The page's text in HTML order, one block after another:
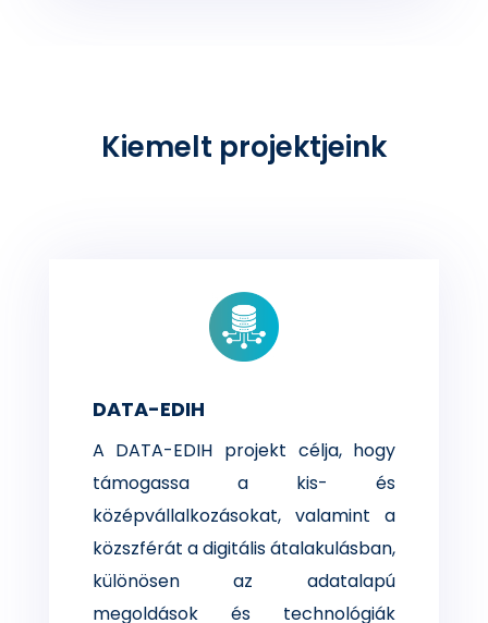
Kiemelt projektjeink
DATA-EDIH
A DATA-EDIH projekt célja, hogy
támogassa a kis- és
középvállalkozásokat, valamint a
közszférát a digitális átalakulásban,
különösen az adatalapú
megoldások és technológiák